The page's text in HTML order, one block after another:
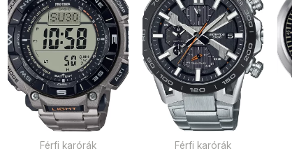
Férfi karórák Férfi karórák